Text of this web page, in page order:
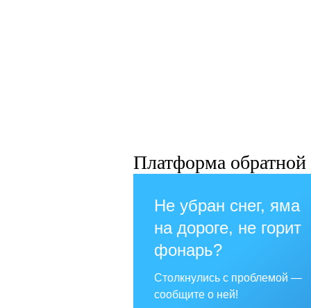
Платформа обратной
Не убран снег, яма
на дороге, не горит
фонарь?
Столкнулись с проблемой —
сообщите о ней!